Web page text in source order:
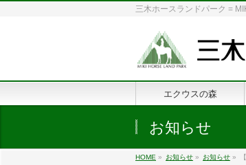
三木ホースランドパーク =
エクウスの森
お知らせ
HOME » お知らせ » お知らせ »